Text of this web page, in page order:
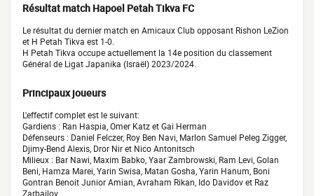
Résultat match Hapoel Petah Tikva FC
Le résultat du dernier match en Amicaux Club opposant Rishon LeZion
et H Petah Tikva est 1-0.
H Petah Tikva occupe actuellement la 14e position du classement
Général de Ligat Japanika (Israël) 2023/2024.
Principaux joueurs
L'effectif complet est le suivant:
Gardiens : Ran Haspia, Omer Katz et Gai Herman
Défenseurs : Daniel Felczer, Roy Ben Navi, Marlon Samuel Peleg Zigger,
Djimy-Bend Alexis, Dror Nir et Nico Antonitsch
Milieux : Bar Nawi, Maxim Babko, Yaar Zambrowski, Ram Levi, Golan
Beni, Hamza Marei, Yarin Swisa, Matan Gosha, Yarin Hanum, Boni
Gontran Benoit Junior Amian, Avraham Rikan, Ido Davidov et Raz
Zarbailov